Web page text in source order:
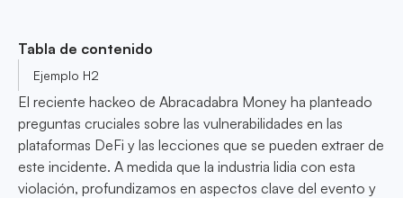
Tabla de contenido
Ejemplo H2
El reciente hackeo de Abracadabra Money ha planteado
preguntas cruciales sobre las vulnerabilidades en las
plataformas DeFi y las lecciones que se pueden extraer de
este incidente. A medida que la industria lidia con esta
violación, profundizamos en aspectos clave del evento y